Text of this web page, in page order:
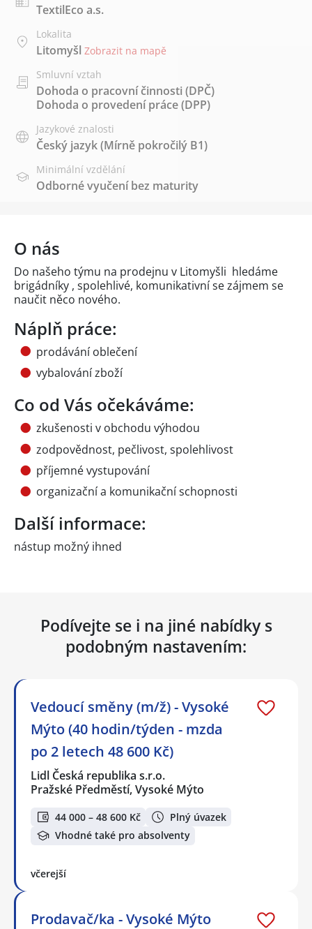
TextilEco a.s.
Lokalita
Litomyšl Zobrazit na mapě
Smluvní vztah
Dohoda o pracovní činnosti (DPČ)
Dohoda o provedení práce (DPP)
Jazykové znalosti
Český jazyk(Mírně pokročilý B1)
Minimální vzdělání
Odborné vyučení bez maturity
O nás
Do našeho týmu na prodejnu v Litomyšli hledáme
brigádníky , spolehlivé, komunikativní se zájmem se
naučit něco nového.
Náplň práce:
prodávání oblečení
vybalování zboží
Co od Vás očekáváme:
zkušenosti v obchodu výhodou
zodpovědnost, pečlivost, spolehlivost
příjemné vystupování
organizační a komunikační schopnosti
Další informace:
nástup možný ihned
Podívejte se i na jiné nabídky s
podobným nastavením:
Vedoucí směny (m/ž) - Vysoké
Mýto (40 hodin/týden - mzda
po 2 letech 48 600 Kč)
Lidl Česká republika s.r.o.
Pražské Předměstí, Vysoké Mýto
44 000 – 48 600 Kč
Plný úvazek
Vhodné také pro absolventy
včerejší
Prodavač/ka - Vysoké Mýto